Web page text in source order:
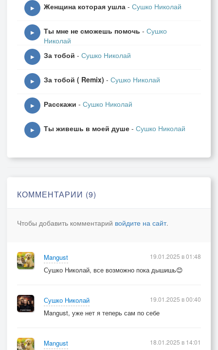
дурак
▶ Женщина которая ушла - Сушко Николай
▶ Ты мне не сможешь помочь - Сушко
Николай
▶ За тобой - Сушко Николай
▶ За тобой ( Remix) - Сушко Николай
▶ Расскажи - Сушко Николай
▶ Ты живешь в моей душе - Сушко Николай
КОММЕНТАРИИ (9)
Чтобы добавить комментарий войдите на сайт.
Mangust
Сушко Николай, все возможно пока дышишь😊
19.01.2025 в 01:48
Сушко Николай
Mangust, уже нет я теперь сам по себе
19.01.2025 в 00:40
Mangust 18.01.2025 в 14:01